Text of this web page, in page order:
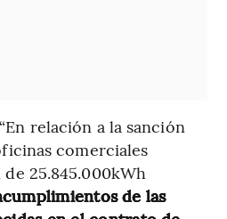
relación a la sanción
comerciales
25.845.000kWh
de las